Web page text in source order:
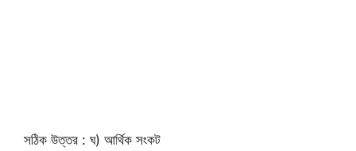
সঠিক উত্তর : ঘ) আর্থিক সংকট